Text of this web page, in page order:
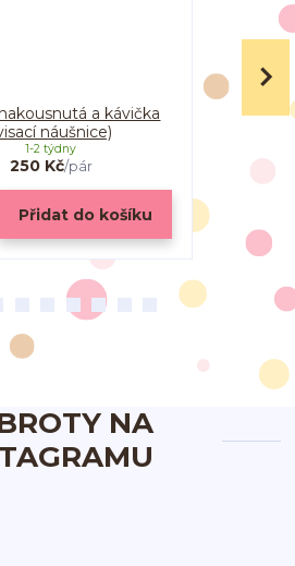
a kávička
náušnice)
250 Kč/pár
1-2 týdny
Přidat do košíku
NA